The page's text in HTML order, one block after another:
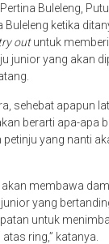
Buleleng,
Buleleng ketika
try outuntuk
junior yang akan
sehebat apapun
berarti apa-apa
yang nanti
membawa
yang
untuk
ring,” katanya.